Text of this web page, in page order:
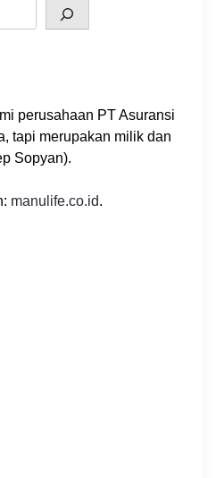
perusahaan PT Asuransi
tapi merupakan milik dan
Sopyan).
manulife.co.id.